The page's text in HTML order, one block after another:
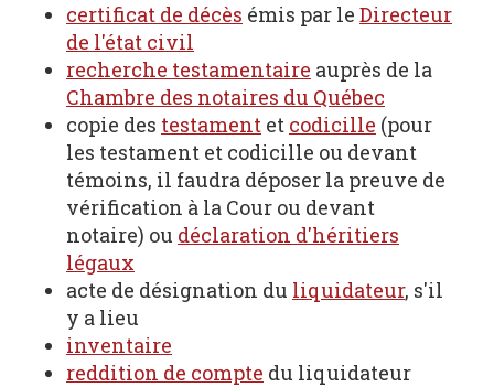
certificat de décès émis par le Directeur
de l'état civil
recherche testamentaire auprès de la
Chambre des notaires du Québec
copie des testament et codicille (pour
les testament et codicille ou devant
témoins, il faudra déposer la preuve de
vérification à la Cour ou devant
notaire) ou déclaration d'héritiers
légaux
acte de désignation du liquidateur, s'il
y a lieu
inventaire
reddition de compte du liquidateur